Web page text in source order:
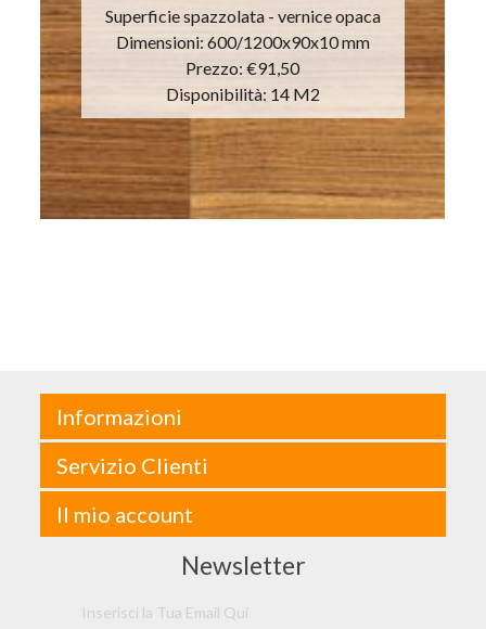
Superficie spazzolata - vernice opaca
Dimensioni: 600/1200x90x10 mm
Prezzo:€91,50
Disponibilità: 14 M2
Informazioni
Servizio Clienti
Il mio account
Newsletter